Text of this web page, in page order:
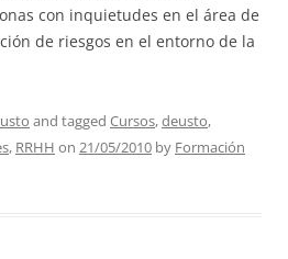
con inquietudes en el área de
de riesgos en el entorno de la
and tagged Cursos,deusto,
, RRHH on 21/05/2010 by Formación